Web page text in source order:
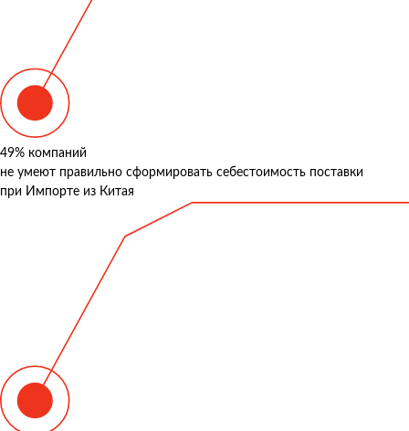
49% компаний
не умеют правильно сформировать себестоимость поставки
при Импорте из Китая